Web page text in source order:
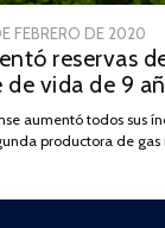
FEBRERO DE 2020
reservas
vida de 9
aumentó todos sus
productora de gas